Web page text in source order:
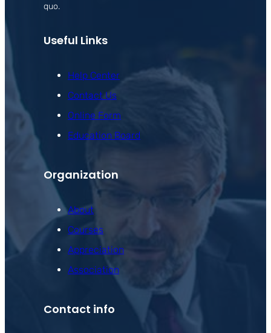
quo.
Useful Links
Help Center
Contact Us
Online Form
Education Board
Organization
About
Courses
Appreciation
Association
Contact info